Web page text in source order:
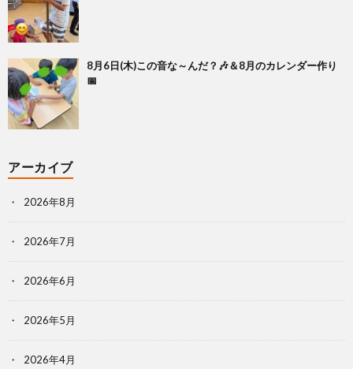
8月6日(木)この音な～んだ？🎶＆8月のカレンダー作り
📅
アーカイブ
2026年8月
2026年7月
2026年6月
2026年5月
2026年4月